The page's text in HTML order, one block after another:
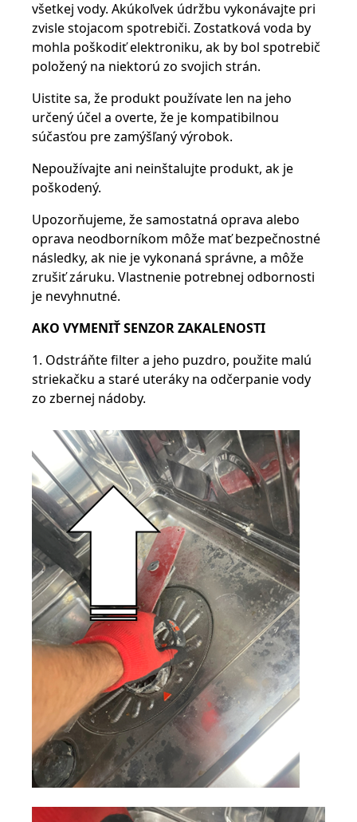
všetkej vody. Akúkoľvek údržbu vykonávajte pri
zvisle stojacom spotrebiči. Zostatková voda by
mohla poškodiť elektroniku, ak by bol spotrebič
položený na niektorú zo svojich strán.
Uistite sa, že produkt používate len na jeho
určený účel a overte, že je kompatibilnou
súčasťou pre zamýšľaný výrobok.
Nepoužívajte ani neinštalujte produkt, ak je
poškodený.
Upozorňujeme, že samostatná oprava alebo
oprava neodborníkom môže mať bezpečnostné
následky, ak nie je vykonaná správne, a môže
zrušiť záruku. Vlastnenie potrebnej odbornosti
je nevyhnutné.
AKO VYMENIŤ SENZOR ZAKALENOSTI
1. Odstráňte filter a jeho puzdro, použite malú
striekačku a staré uteráky na odčerpanie vody
zo zbernej nádoby.